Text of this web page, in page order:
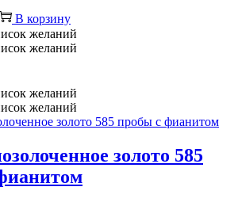
В корзину
желаний
желаний
желаний
желаний
золото 585